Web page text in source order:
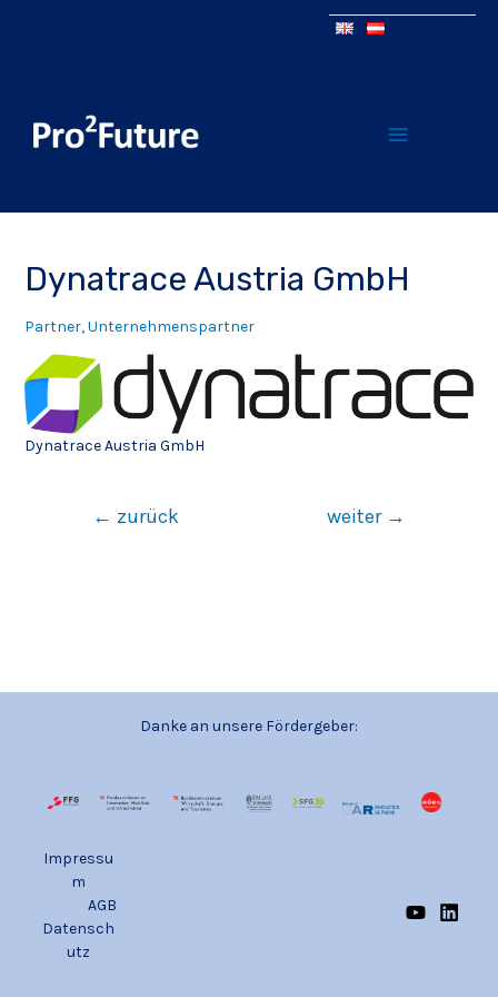
Dynatrace Austria GmbH
Partner,Unternehmenspartner
Dynatrace Austria GmbH
← zurück weiter →
Danke an unsere Fördergeber:
Impressu
m
AGB
Datensch
utz